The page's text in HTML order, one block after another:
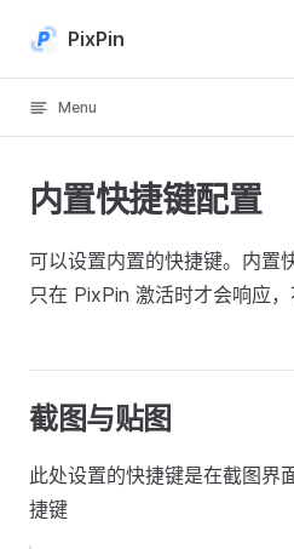
Skip to content
PixPin
Menu
内置快捷键配置
可以设置内置的快捷键。内置
只在 PixPin 激活时才会响应，
截图与贴图
此处设置的快捷键是在截图界
捷键